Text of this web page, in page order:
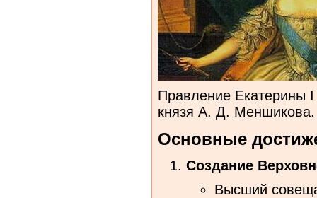
Правление Екатерины
князя А. Д.
Основные
Создание
Высший